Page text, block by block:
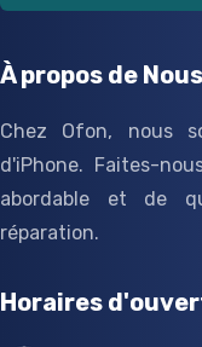
À propos de Nous
Chez Ofon, nous
d'iPhone. Faites-
abordable et de
réparation.
Horaires